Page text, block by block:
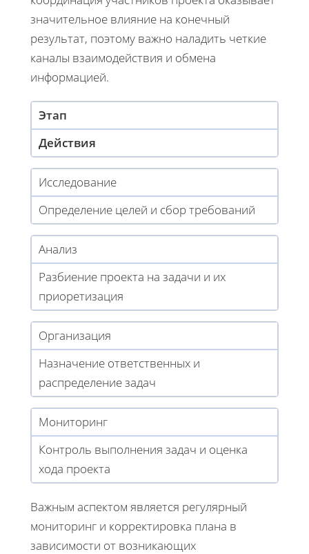
значительное влияние на конечный
результат, поэтому важно наладить четкие
каналы взаимодействия и обмена
информацией.
Этап
Действия
Исследование
Определение целей и сбор требований
Анализ
Разбиение проекта на задачи и их
приоретизация
Организация
Назначение ответственных и
распределение задач
Мониторинг
Контроль выполнения задач и оценка
хода проекта
Важным аспектом является регулярный
мониторинг и корректировка плана в
зависимости от возникающих